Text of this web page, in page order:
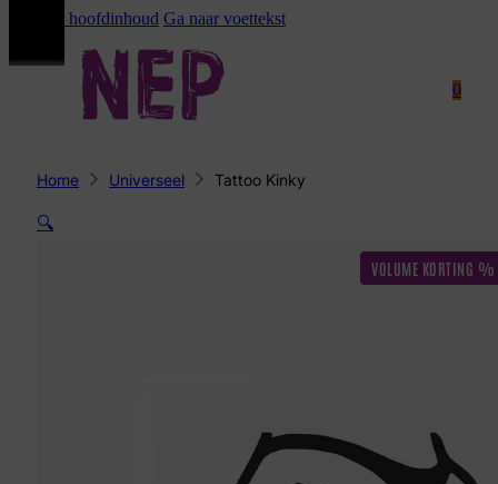
Ga naar hoofdinhoud Ga naar voettekst
0
Home Universeel Tattoo Kinky
🔍